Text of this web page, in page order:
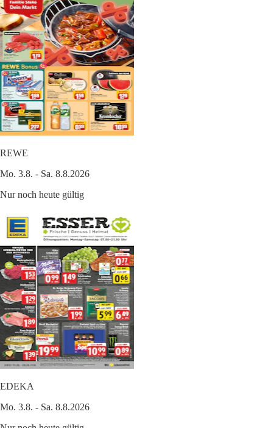
REWE
Mo. 3.8. - Sa. 8.8.2026
Nur noch heute gültig
EDEKA
Mo. 3.8. - Sa. 8.8.2026